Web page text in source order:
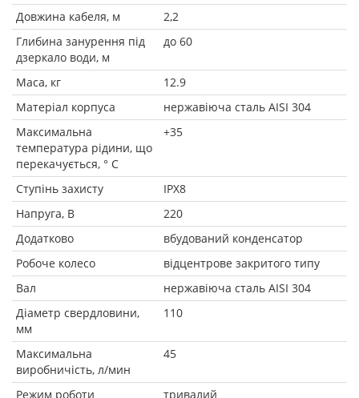
Довжина кабеля, м
2,2
Глибина занурення під
дзеркало води, м
до 60
Маса, кг
12.9
Матеріал корпуса
нержавіюча сталь AISI 304
Максимальна
температура рідини, що
перекачується, ° C
+35
Ступінь захисту
IPX8
Напруга, В
220
Додатково
вбудований конденсатор
Робоче колесо
відцентрове закритого типу
Вал
нержавіюча сталь AISI 304
Діаметр свердловини,
мм
110
Максимальна
виробничість, л/мин
45
Режим роботи тривалий